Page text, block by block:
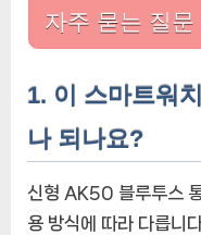
자주 묻는 질문
1. 이 스마트워
나 되나요?
신형 AK50 블루투스
용 방식에 따라 다릅니